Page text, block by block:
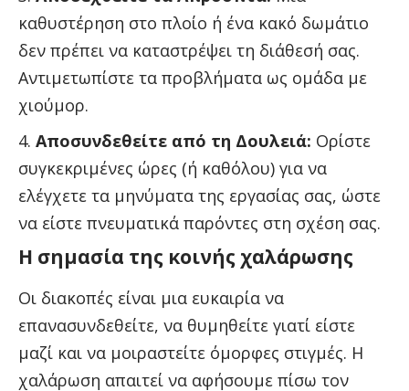
καθυστέρηση στο πλοίο ή ένα κακό δωμάτιο
δεν πρέπει να καταστρέψει τη διάθεσή σας.
Αντιμετωπίστε τα προβλήματα ως ομάδα με
χιούμορ.
Αποσυνδεθείτε από τη Δουλειά: Ορίστε
συγκεκριμένες ώρες (ή καθόλου) για να
ελέγχετε τα μηνύματα της εργασίας σας, ώστε
να είστε πνευματικά παρόντες στη σχέση σας.
Η σημασία της κοινής χαλάρωσης
Οι διακοπές είναι μια ευκαιρία να
επανασυνδεθείτε, να θυμηθείτε γιατί είστε
μαζί και να μοιραστείτε όμορφες στιγμές. Η
χαλάρωση απαιτεί να αφήσουμε πίσω τον